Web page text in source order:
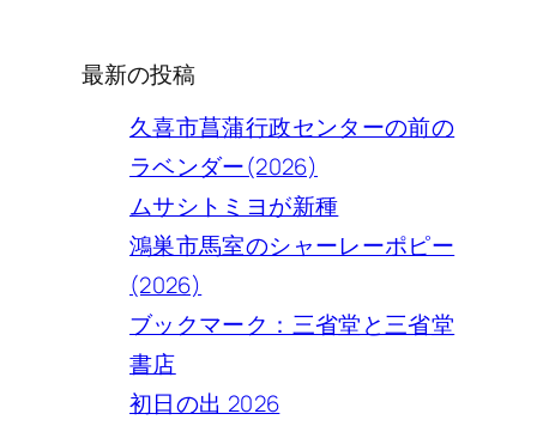
最新の投稿
久喜市菖蒲行政センターの前の
ラベンダー(2026)
ムサシトミヨが新種
鴻巣市馬室のシャーレーポピー
(2026)
ブックマーク：三省堂と三省堂
書店
初日の出 2026